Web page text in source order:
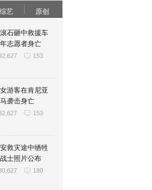
综艺 原创
石砸中救援车
志愿者身亡
153
游客在肯尼亚
袭击身亡
153
救灾途中牺牲
士照片公布
180